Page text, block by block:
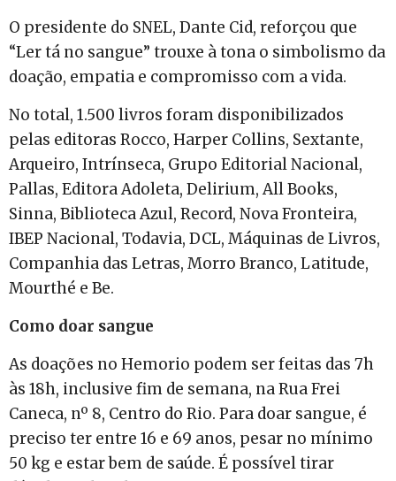
O presidente do SNEL, Dante Cid, reforçou que
“Ler tá no sangue” trouxe à tona o simbolismo da
doação, empatia e compromisso com a vida.
No total, 1.500 livros foram disponibilizados
pelas editoras Rocco, Harper Collins, Sextante,
Arqueiro, Intrínseca, Grupo Editorial Nacional,
Pallas, Editora Adoleta, Delirium, All Books,
Sinna, Biblioteca Azul, Record, Nova Fronteira,
IBEP Nacional, Todavia, DCL, Máquinas de Livros,
Companhia das Letras, Morro Branco, Latitude,
Mourthé e Be.
Como doar sangue
As doações no Hemorio podem ser feitas das 7h
às 18h, inclusive fim de semana, na Rua Frei
Caneca, nº 8, Centro do Rio. Para doar sangue, é
preciso ter entre 16 e 69 anos, pesar no mínimo
50 kg e estar bem de saúde. É possível tirar